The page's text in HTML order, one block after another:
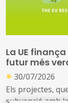
La UE
futur més
● 30/07/2026
Els projectes,